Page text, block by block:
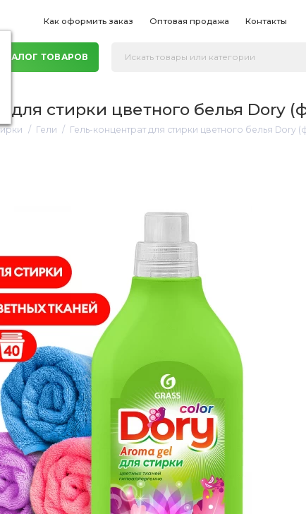
Как оформить заказ Оптовая продажа Контакты
ТОВАРОВ
для стирки цветного белья Dory
Гели Гель-концентрат для стирки цветного белья Dory